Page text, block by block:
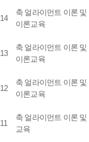
14
축 얼라이먼트 이론 및
이론교육
13
축 얼라이먼트 이론 및
이론교육
12
축 얼라이먼트 이론 및
이론교육
11
축 얼라이먼트 이론 및
교육